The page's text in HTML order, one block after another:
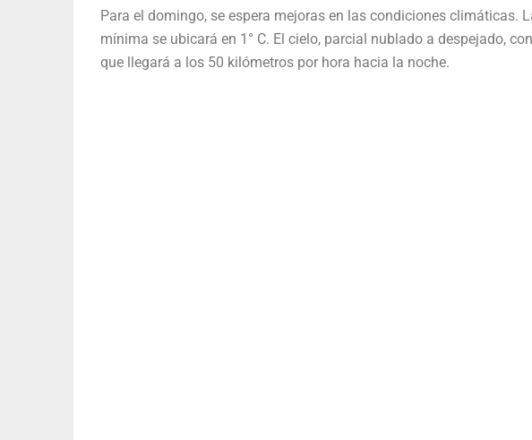
Para el domingo, se espera mejoras en las condiciones climáticas.
mínima se ubicará en 1° C. El cielo, parcial nublado a despejado,
que llegará a los 50 kilómetros por hora hacia la noche.